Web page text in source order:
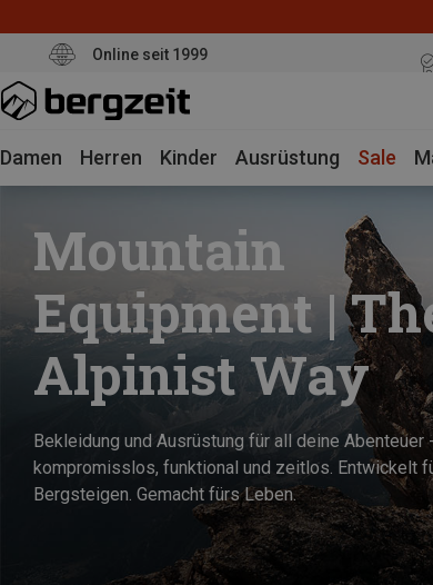
Online seit 1999
Damen Herren Kinder Ausrüstung Sale
Mountain
Equipment |
Alpinist Way
Bekleidung und Ausrüstung für all deine Abenteuer -
kompromisslos, funktional und zeitlos. Entwickelt
Bergsteigen. Gemacht fürs Leben.